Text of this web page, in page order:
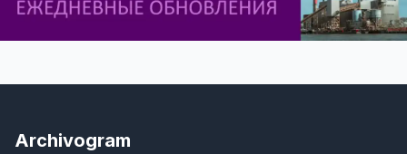
Archivogram